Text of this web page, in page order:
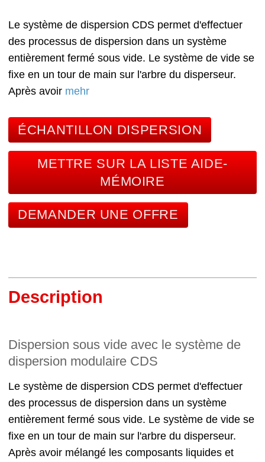
Le système de dispersion CDS permet d'effectuer
des processus de dispersion dans un système
entièrement fermé sous vide. Le système de vide se
fixe en un tour de main sur l'arbre du disperseur.
Après avoir mehr
ÉCHANTILLON DISPERSION
METTRE SUR LA LISTE AIDE-
MÉMOIRE
DEMANDER UNE OFFRE
Description
Dispersion sous vide avec le système de
dispersion modulaire CDS
Le système de dispersion CDS permet d'effectuer
des processus de dispersion dans un système
entièrement fermé sous vide. Le système de vide se
fixe en un tour de main sur l'arbre du disperseur.
Après avoir mélangé les composants liquides et